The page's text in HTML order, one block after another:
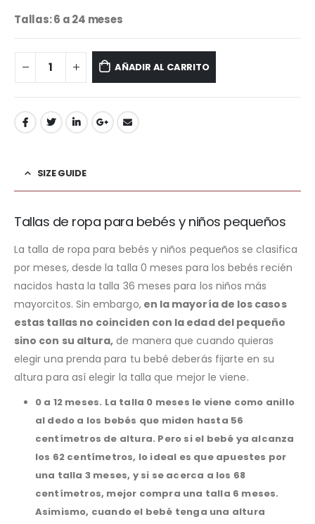
Tallas: 6 a 24 meses
AÑADIR AL CARRITO
SIZE GUIDE
Tallas de ropa para bebés y niños pequeños
La talla de ropa para bebés y niños pequeños se clasifica
por meses, desde la talla 0 meses para los bebés recién
nacidos hasta la talla 36 meses para los niños más
mayorcitos. Sin embargo,en la mayoría de los casos
estas tallas no coinciden con la edad del pequeño
sino con su altura, de manera que cuando quieras
elegir una prenda para tu bebé deberás fijarte en su
altura para así elegir la talla que mejor le viene.
0 a 12 meses. La talla 0 meses le viene como anillo
al dedo a los bebés que miden hasta 56
centímetros de altura. Pero si el bebé ya alcanza
los 62 centímetros, lo ideal es que apuestes por
una talla 3 meses, y si se acerca a los 68
centímetros, mejor compra una talla 6 meses.
Asimismo, cuando el bebé tenga una altura